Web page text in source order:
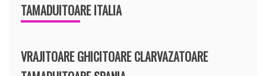
TAMADUITOARE ITALIA
VRAJITOARE GHICITOARE CLARVAZATOARE